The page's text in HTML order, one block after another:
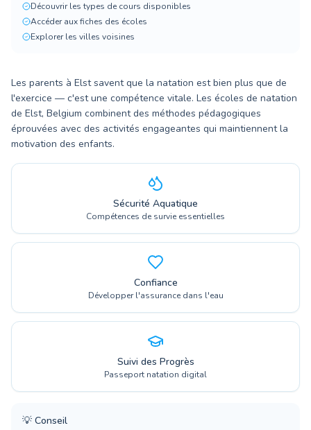
Découvrir les types de cours disponibles
Accéder aux fiches des écoles
Explorer les villes voisines
Les parents à Elst savent que la natation est bien plus que de
l'exercice — c'est une compétence vitale. Les écoles de natation
de Elst, Belgium combinent des méthodes pédagogiques
éprouvées avec des activités engageantes qui maintiennent la
motivation des enfants.
Sécurité Aquatique
Compétences de survie essentielles
Confiance
Développer l'assurance dans l'eau
Suivi des Progrès
Passeport natation digital
💡 Conseil